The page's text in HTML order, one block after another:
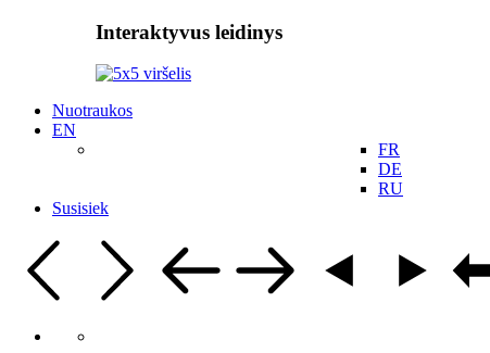
Interaktyvus leidinys
Nuotraukos
EN
FR
DE
RU
Susisiek